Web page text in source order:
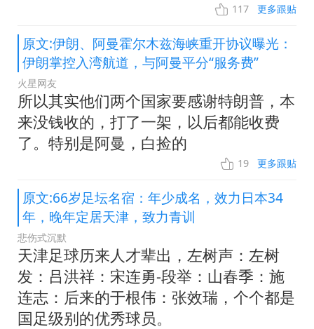
117 更多跟贴
原文:伊朗、阿曼霍尔木兹海峡重开协议曝光：
伊朗掌控入湾航道，与阿曼平分“服务费”
火星网友
所以其实他们两个国家要感谢特朗普，本
来没钱收的，打了一架，以后都能收费
了。特别是阿曼，白捡的
19 更多跟贴
原文:66岁足坛名宿：年少成名，效力日本34
年，晚年定居天津，致力青训
悲伤式沉默
天津足球历来人才辈出，左树声：左树
发：吕洪祥：宋连勇-段举：山春季：施
连志：后来的于根伟：张效瑞，个个都是
国足级别的优秀球员。